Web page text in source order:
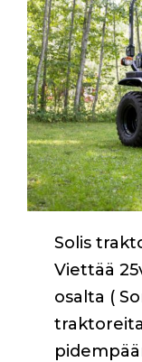
Solis
Viettää
osalta (